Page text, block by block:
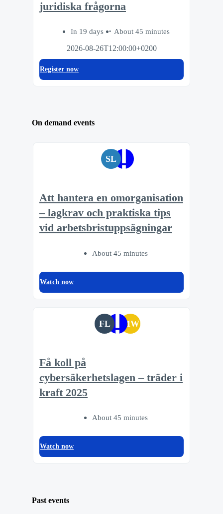
juridiska frågorna
In 19 days
About 45 minutes
2026-08-26T12:00:00+0200
Register now
On demand events
SL
Att hantera en omorganisation
– lagkrav och praktiska tips
vid arbetsbristuppsägningar
About 45 minutes
Watch now
FL MW
Få koll på
cybersäkerhetslagen – träder i
kraft 2025
About 45 minutes
Watch now
Past events